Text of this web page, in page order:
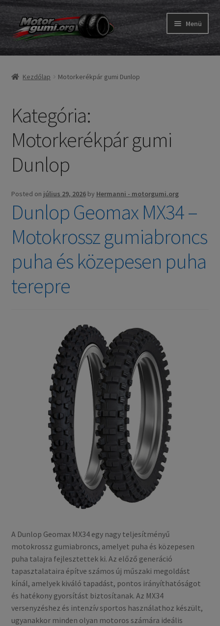
Ugrás
a
navigációhoz
Kilépés
a
tartalomba
Menü
Gumik
Expand
Belső gumi és szalag
Utasítás
Gumi ABC
Márkák
Kapcs.
Kezdőlap Motorkerékpár gumi Dunlop
Kategória:
Motorkerékpár gumi
Dunlop
Posted on július 29, 2026 by Hermanni - motorgumi.org
Dunlop Geomax MX34 –
Motokrossz gumiabroncs
puha és közepesen puha
terepre
A Dunlop Geomax MX34 egy nagy teljesítményű
motokrossz gumiabroncs, amelyet puha és közepesen
puha talajra fejlesztettek ki. Az előző generáció
tapasztalataira építve számos új műszaki megoldást
kínál, amelyek kiváló tapadást, pontos irányíthatóságot
és hatékony gyorsítást biztosítanak. Az MX34
versenyzéshez és intenzív sportos használathoz készült,
ugyanakkor minden olyan motoros számára ideális